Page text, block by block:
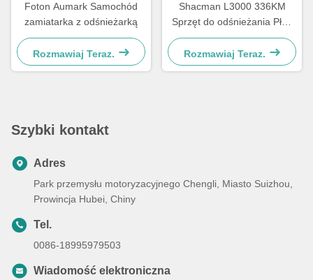
Foton Aumark Samochód
zamiatarka z odśnieżarką
Rozmawiaj Teraz.
Shacman L3000 336KM
Sprzęt do odśnieżania Pług
Śnieżny Samochód
Zamiatarka do Śniegu
Rozmawiaj Teraz.
Szybki kontakt
Adres
Park przemysłu motoryzacyjnego Chengli, Miasto Suizhou,
Prowincja Hubei, Chiny
Tel.
0086-18995979503
Wiadomość elektroniczna